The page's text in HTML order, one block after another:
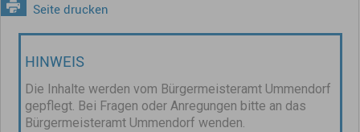
Seite drucken
HINWEIS
Die Inhalte werden vom Bürgermeisteramt Ummendorf
gepflegt. Bei Fragen oder Anregungen bitte an das
Bürgermeisteramt Ummendorf wenden.